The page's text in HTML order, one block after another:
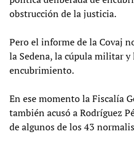
obstrucción de la justicia.
Pero el informe de la Covaj
la Sedena, la cúpula militar y
encubrimiento.
En ese momento la Fiscalía
también acusó a Rodríguez
de algunos de los 43